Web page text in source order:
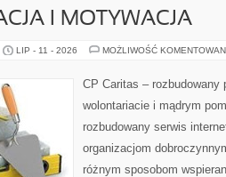
I MOTYWACJA
LIP - 11 - 2026 MOŻLIWOŚĆ
CP Caritas – rozbudowany
wolontariacie i mądrym
rozbudowany serwis
organizacjom
różnym sposobom